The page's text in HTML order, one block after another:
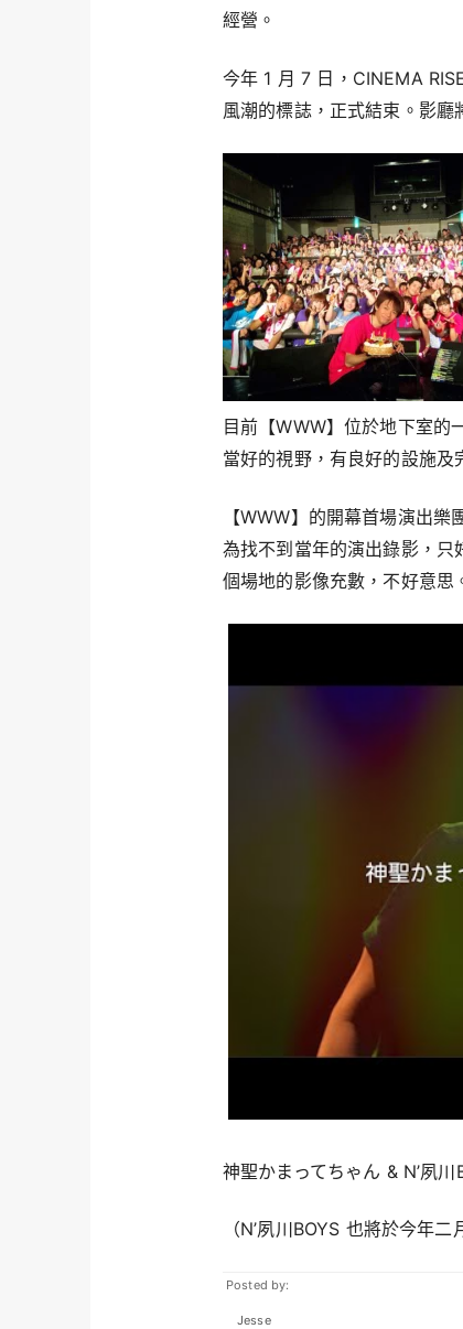
經營。
今年 1 月 7 日，CINEMA
風潮的標誌，正式結束。影
目前【WWW】位於地下室
當好的視野，有良好的設施及
【WWW】的開幕首場演出
為找不到當年的演出錄影，只
個場地的影像充數，不好意思
神聖かまってちゃん & N’夙
（N’夙川BOYS 也將於今年
Posted by:
Jesse